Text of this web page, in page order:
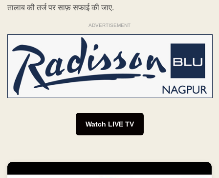
तालाब की तर्ज पर साफ़ सफाई की जाए.
ADVERTISEMENT
Watch LIVE TV